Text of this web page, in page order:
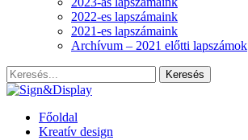
2022-es lapszámaink
2021-es lapszámaink
Archívum – 2021 előtti lapszámok
Főoldal
Kreatív design